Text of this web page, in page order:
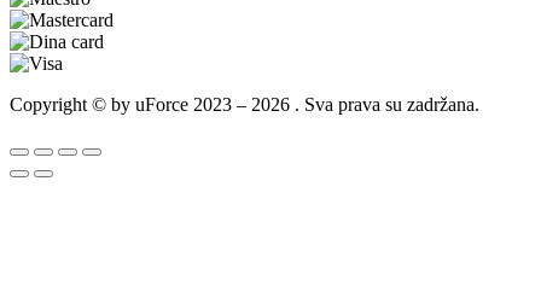
Copyright © by uForce 2023 – 2026 . Sva prava su zadržana.